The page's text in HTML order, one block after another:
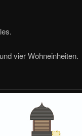
vier Wohneinheiten.